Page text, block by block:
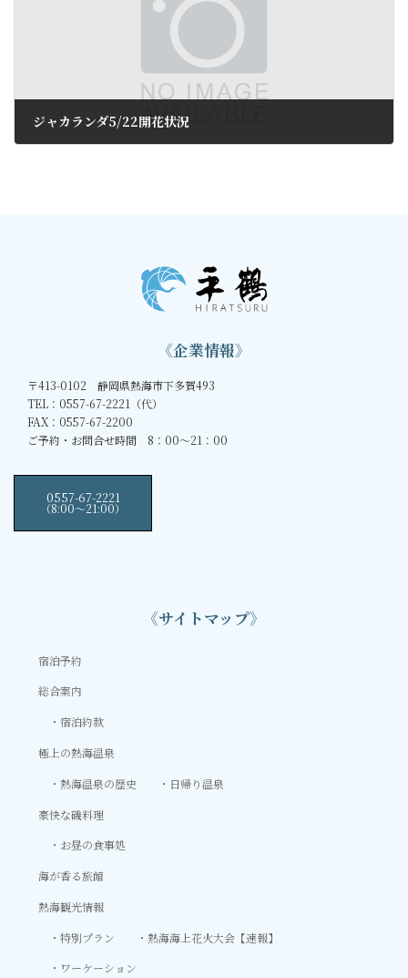
ジャカランダ5/22開花状況
《企業情報》
〒413-0102 静岡県熱海市下多賀493
TEL：0557-67-2221（代）
FAX：0557-67-2200
ご予約・お問合せ時間 8：00～21：00
0557-67-2221
（8:00〜21:00）
《サイトマップ》
宿泊予約
総合案内
宿泊約款
極上の熱海温泉
熱海温泉の歴史
日帰り温泉
豪快な磯料理
お昼の食事処
海が香る旅館
熱海観光情報
特別プラン
熱海海上花火大会【速報】
ワーケーション